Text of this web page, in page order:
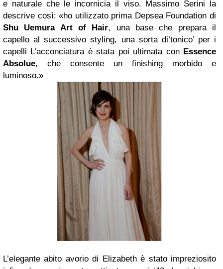
e naturale che le incornicia il viso. Massimo Serini la
descrive così: «ho utilizzato prima Depsea Foundation di
Shu Uemura Art of Hair, una base che prepara il
capello al successivo styling, una sorta di’tonico’ per i
capelli L’acconciatura è stata poi ultimata con Essence
Absolue, che consente un finishing morbido e
luminoso.»
L’elegante abito avorio di Elizabeth è stato impreziosito